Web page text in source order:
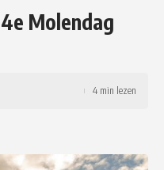
Molendag
4 min lezen